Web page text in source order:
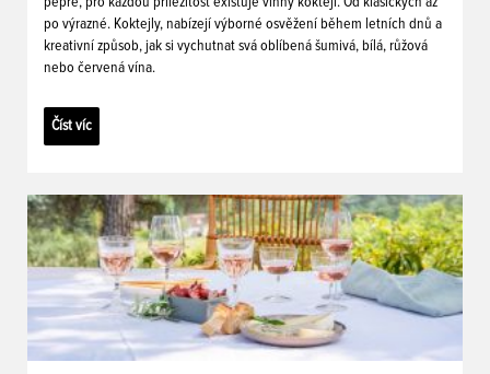
po výrazné. Koktejly, nabízejí výborné osvěžení během letních dnů a
kreativní způsob, jak si vychutnat svá oblíbená šumivá, bílá, růžová
nebo červená vína.
Číst víc